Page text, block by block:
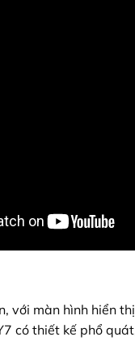
với màn hình hiển
có thiết kế phổ